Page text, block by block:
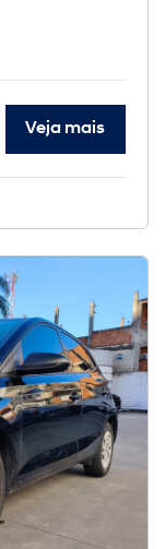
Veja mais